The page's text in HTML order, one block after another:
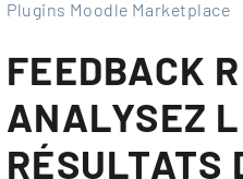
Plugins Moodle Marketplace
FEEDBACK
ANALYSEZ
RÉSULTATS